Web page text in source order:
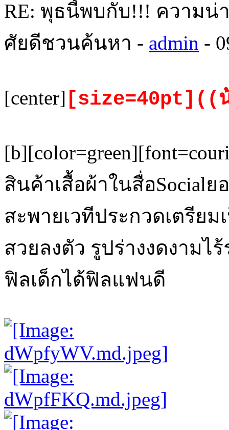
RE: พุธนี้พบกับ!!! ความน่
ศัยดีชวนค้นหา - admin -
[center] [size=40pt]((
สินค้าเสื้อผ้าในสื่อSocial
สะพายเวทีประกวดเตรีย
สวยลงตัว รูปร่างงดงาม
ฟิลเด็กได้ฟิลแฟนดี